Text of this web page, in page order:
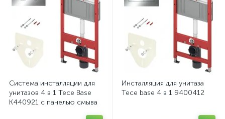
Система инсталляции для
унитазов 4 в 1 Tece Base
K440921 с панелью смыва
Инсталляция для унитаза
Tece base 4 в 1 9400412